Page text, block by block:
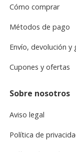
Cómo comprar
Métodos de pago
Envío, devolución y
Cupones y ofertas
Sobre nosotros
Aviso legal
Política de